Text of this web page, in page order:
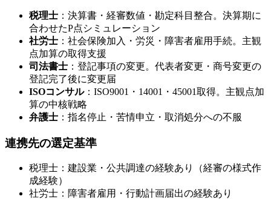
税理士 ：決算書・経審数値・勘定科目整合。決算期に
合わせたP点シミュレーション
社労士 ：社会保険加入・労災・障害者雇用手続。主観
点加算の取得支援
司法書士 ：登記事項の変更。代表者変更・商号変更の
登記完了後に変更届
ISOコンサル：ISO9001・14001・45001取得。主観点加
算の中核戦略
弁護士 ：指名停止・苦情申立・取消処分への不服
連携先の選定基準
税理士：建設業・公共調達の経験あり（経審の様式作
成経験）
社労士：障害者雇用・行動計画届出の経験あり